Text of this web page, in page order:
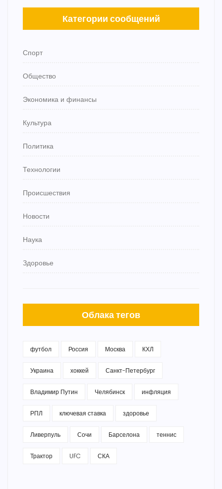
Категории сообщений
Спорт
Общество
Экономика и финансы
Культура
Политика
Технологии
Происшествия
Новости
Наука
Здоровье
Облака тегов
футбол Россия Москва КХЛ
Украина хоккей Санкт-Петербург
Владимир Путин Челябинск инфляция
РПЛ ключевая ставка здоровье
Ливерпуль Сочи Барселона теннис
Трактор UFC СКА